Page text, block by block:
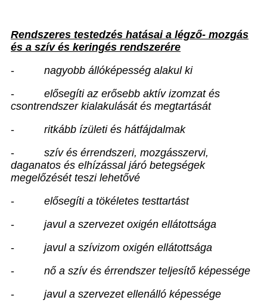
Rendszeres testedzés hatásai a légző- mozgás
és a szív és keringés rendszerére
-
nagyobb állóképesség alakul ki
-
elősegíti az erősebb aktív izomzat és
csontrendszer kialakulását és megtartását
-
ritkább ízületi és hátfájdalmak
-
szív és érrendszeri, mozgásszervi,
daganatos és elhízással járó betegségek
megelőzését teszi lehetővé
-
elősegíti a tökéletes testtartást
-
javul a szervezet oxigén ellátottsága
-
javul a szívizom oxigén ellátottsága
-
nő a szív és érrendszer teljesítő képessége
-
javul a szervezet ellenálló képessége